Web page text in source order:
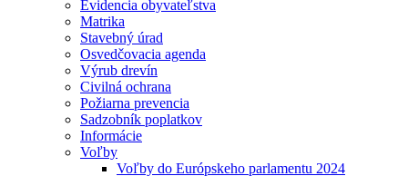
Evidencia obyvateľstva
Matrika
Stavebný úrad
Osvedčovacia agenda
Výrub drevín
Civilná ochrana
Požiarna prevencia
Sadzobník poplatkov
Informácie
Voľby
Voľby do Európskeho parlamentu 2024